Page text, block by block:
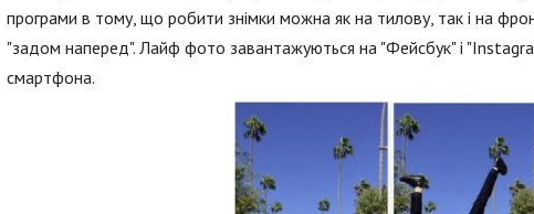
програми в тому, що робити знімки можна як на тилову, так і на
"задом наперед". Лайф фото завантажуються на "Фейсбук" і
смартфона.